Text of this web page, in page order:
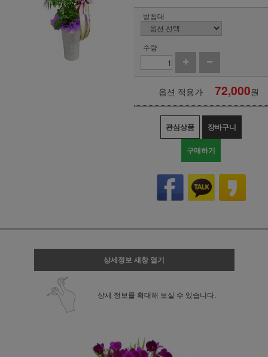
받침대
수량
옵션 적용가 72,000원
관심상품 장바구니
구매하기
상세정보 새창 열기
상세 정보를 확대해 보실 수 있습니다.